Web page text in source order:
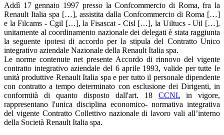
Addì 17 gennaio 1997 presso la Confcommercio di Roma, fra la
Renault Italia spa […], assistita dalla Confcommercio di Roma […]
e la Filcams - Cgil […], la Fisascat - Cisl […], la Uiltucs - Uil […],
unitamente al coordinamento nazionale dei delegati è stata raggiunta
la seguente ipotesi di accordo per la stipula del Contratto Unico
integrativo aziendale Nazionale della Renault Italia spa.
Le norme contenute net presente Accordo di rinnovo del vigente
contratto integrativo aziendale del 6 aprile 1993, valide per tutte le
unità produttive Renault Italia spa e per tutto il personale dipendente
con contratto a tempo determinato con esclusione dei Dirigenti, in
conformità di quanto disposto dall'art. 18 CCNL in vigore,
rappresentano l'unica disciplina economico- normativa integrativa
del vigente Contratto Collettivo nazionale di lavoro vali all’interno
della Società Renault Italia spa.